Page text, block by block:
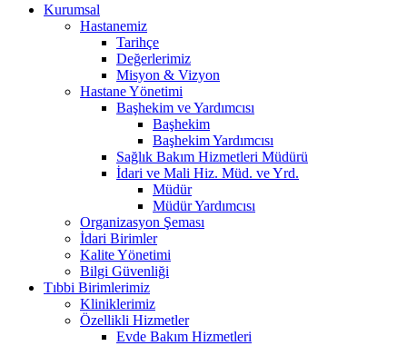
Kurumsal
Hastanemiz
Tarihçe
Değerlerimiz
Misyon & Vizyon
Hastane Yönetimi
Başhekim ve Yardımcısı
Başhekim
Başhekim Yardımcısı
Sağlık Bakım Hizmetleri Müdürü
İdari ve Mali Hiz. Müd. ve Yrd.
Müdür
Müdür Yardımcısı
Organizasyon Şeması
İdari Birimler
Kalite Yönetimi
Bilgi Güvenliği
Tıbbi Birimlerimiz
Kliniklerimiz
Özellikli Hizmetler
Evde Bakım Hizmetleri